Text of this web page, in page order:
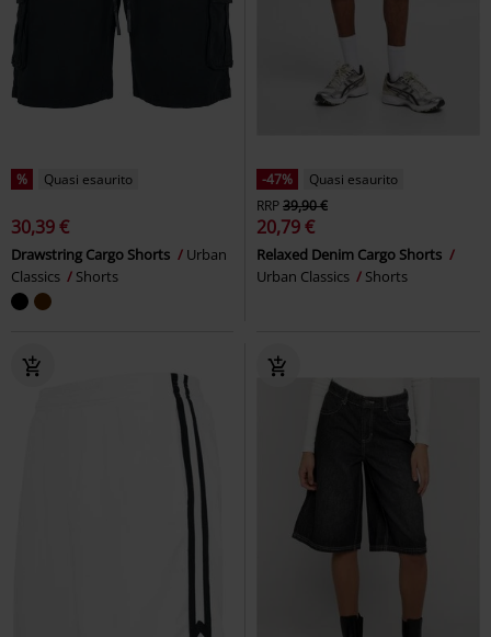
% Quasi esaurito
30,39 €
Drawstring Cargo Shorts
Urban
Classics
Shorts
-47%
Quasi esaurito
RRP39,90 €
20,79 €
Relaxed Denim Cargo Shorts
Urban Classics
Shorts